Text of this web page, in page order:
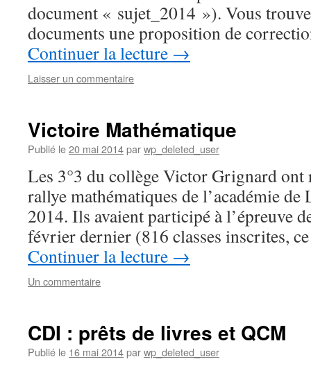
document « sujet_2014 »). Vous
documents une proposition de
Continuer la lecture →
Laisser un commentaire
Victoire Mathématique
Publié le20 mai 2014parwp_deleted_user
Les 3°3 du collège Victor Grignard
rallye mathématiques de l’académie
2014. Ils avaient participé à l’épreuve
février dernier (816 classes inscrites,
Continuer la lecture →
Un commentaire
CDI : prêts de livres et QCM
Publié le 16 mai 2014parwp_deleted_user